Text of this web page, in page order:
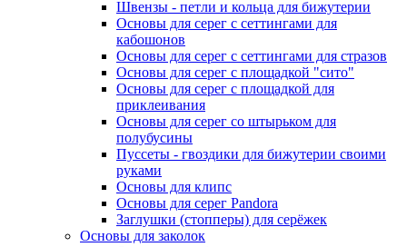
Швензы - петли и кольца для бижутерии
Основы для серег с сеттингами для
кабошонов
Основы для серег с сеттингами для стразов
Основы для серег с площадкой "сито"
Основы для серег с площадкой для
приклеивания
Основы для серег со штырьком для
полубусины
Пуссеты - гвоздики для бижутерии своими
руками
Основы для клипс
Основы для серег Pandora
Заглушки (стопперы) для серёжек
Основы для заколок